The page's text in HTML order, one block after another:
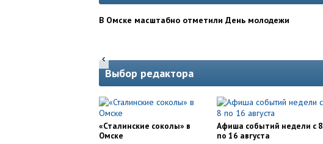
В Омске масштабно отметили День молодежи
Выбор редактора
«Сталинские соколы» в
Омске
Афиша событий недели с 8
по 16 августа